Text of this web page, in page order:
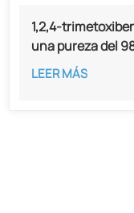
1,2,4-
una pureza del
77-3)
LEER MÁS